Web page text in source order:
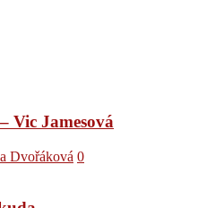
Vic Jamesová
Dvořáková 0